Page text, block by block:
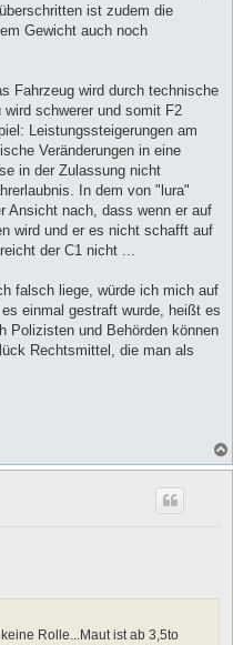
ist zudem die
Gewicht auch noch
Fahrzeug wird durch technische
schwerer und somit F2
Leistungssteigerungen am
Veränderungen in eine
in der Zulassung nicht
In dem von "lura"
Ansicht nach, dass wenn er auf
wird und er es nicht schafft auf
der C1 nicht ...
falsch liege, würde ich mich auf
einmal gestraft wurde, heißt es
Polizisten und Behörden können
Rechtsmittel, die man als
Rolle...Maut ist ab 3,5to